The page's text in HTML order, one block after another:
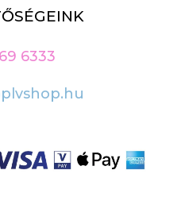
6333